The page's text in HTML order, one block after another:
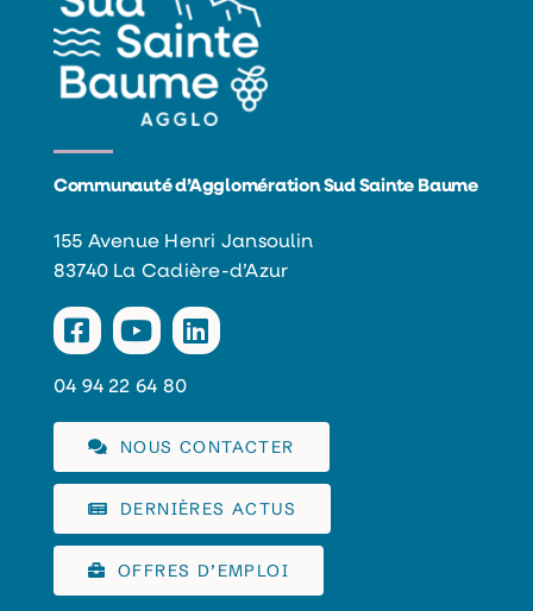
Communauté d’Agglomération Sud Sainte Baume
155 Avenue Henri Jansoulin
83740 La Cadière-d’Azur
04 94 22 64 80
NOUS CONTACTER
DERNIÈRES ACTUS
OFFRES D’EMPLOI